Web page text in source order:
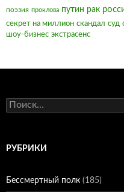
поэзия проклова путин рак
секрет на миллион скандал суд
шоу-бизнес экстрасенс
Найти:
РУБРИКИ
Бессмертный полк (185)